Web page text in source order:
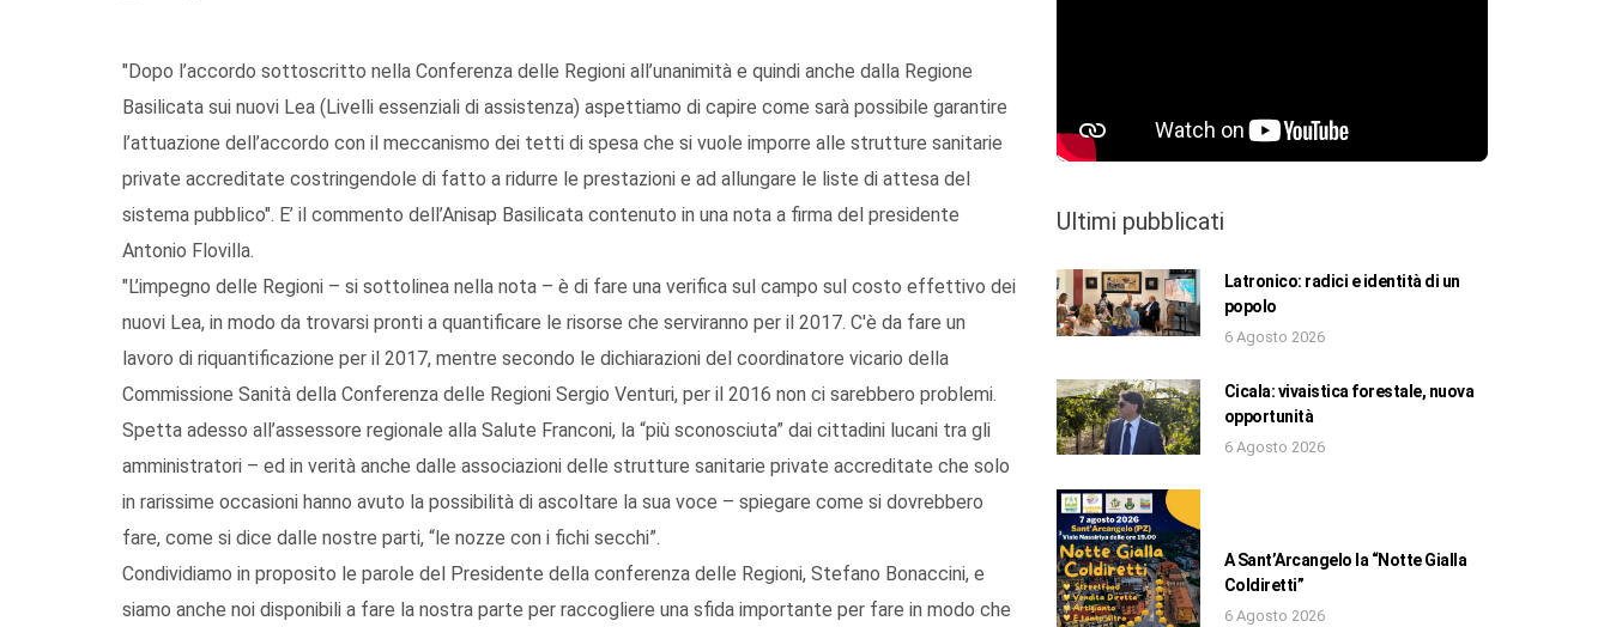
"Dopo l’accordo sottoscritto nella Conferenza delle Regioni all’unanimità e quindi anche dalla Regione
Basilicata sui nuovi Lea (Livelli essenziali di assistenza) aspettiamo di capire come sarà possibile garantire
l’attuazione dell’accordo con il meccanismo dei tetti di spesa che si vuole imporre alle strutture sanitarie
private accreditate costringendole di fatto a ridurre le prestazioni e ad allungare le liste di attesa del
sistema pubblico". E’ il commento dell’Anisap Basilicata contenuto in una nota a firma del presidente
Antonio Flovilla.
"L’impegno delle Regioni – si sottolinea nella nota – è di fare una verifica sul campo sul costo effettivo dei
nuovi Lea, in modo da trovarsi pronti a quantificare le risorse che serviranno per il 2017. C'è da fare un
lavoro di riquantificazione per il 2017, mentre secondo le dichiarazioni del coordinatore vicario della
Commissione Sanità della Conferenza delle Regioni Sergio Venturi, per il 2016 non ci sarebbero problemi.
Spetta adesso all’assessore regionale alla Salute Franconi, la “più sconosciuta” dai cittadini lucani tra gli
amministratori – ed in verità anche dalle associazioni delle strutture sanitarie private accreditate che solo
in rarissime occasioni hanno avuto la possibilità di ascoltare la sua voce – spiegare come si dovrebbero
fare, come si dice dalle nostre parti, “le nozze con i fichi secchi”.
Condividiamo in proposito le parole del Presidente della conferenza delle Regioni, Stefano Bonaccini, e
siamo anche noi disponibili a fare la nostra parte per raccogliere una sfida importante per fare in modo che
Ultimi pubblicati
Latronico: radici e identità di un
popolo
6 Agosto 2026
Cicala: vivaistica forestale, nuova
opportunità
6 Agosto 2026
A Sant’Arcangelo la “Notte Gialla
Coldiretti”
6 Agosto 2026